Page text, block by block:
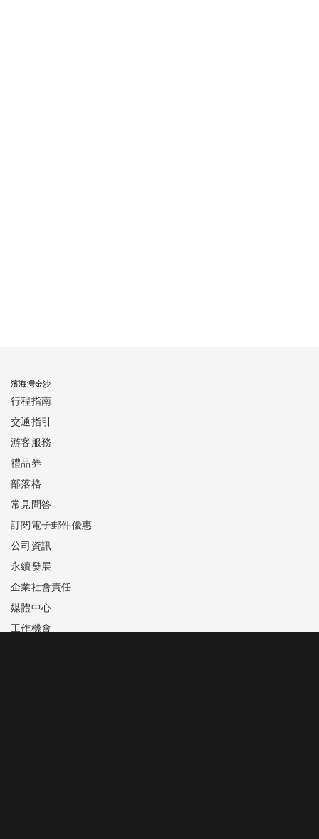
濱海灣金沙
行程指南
交通指引
游客服務
禮品券
部落格
常見問答
訂閱電子郵件優惠
公司資訊
永續發展
企業社會責任
媒體中心
工作機會